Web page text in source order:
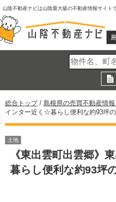
このページの本文へ
山陰不動産ナビは山陰最大級の不動産情報サイトで
現
在
の
置：
総合トップ/ 島根県の売買不動産情
インター近く☆暮らし便利な約93坪
土地
《東出雲町出雲郷》
暮らし便利な約93坪